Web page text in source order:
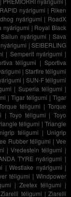
RAPID nyárigumi | Riken
nyárigumi | RoadX
nyárigumi | Royal Black
Sailun nyárigumi |Sava
|SEIBERLING
| Semperit nyárigumi |
téligumi |Sportiva
| Starfire téligumi
| SUN-F téligumi
| Superia téligumi |
| Tigar téligumi |Tigar
téligumi |Torque
|Toyo téligumi |Toyo
téligumi |Triangle
téligumi | Unigrip
Rubber téligumi |Vee
|Vredestein téligumi |
TYRE nyárigumi |
|Westlake nyárigumi |
téligumi | Windpower
|Zeetex téligumi |
Ziarelli téligumi | Ziarelli